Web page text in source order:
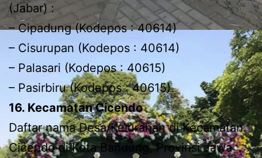
(Jabar) :
– Cipadung (Kodepos : 40614)
– Cisurupan (Kodepos : 40614)
– Palasari (Kodepos : 40615)
– Pasirbiru (Kodepos : 40615)
16. Kecamatan Cicendo
Daftar nama Desa/Kelurahan di Kecamatan
Cicendo di Kota Bandung, Provinsi Jawa